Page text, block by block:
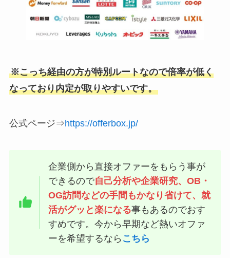
※こっち経由の方が特別ルートなので倍率が低く
なっており内定が取りやすいです。
公式ページ⇒https://offerbox.jp/
企業側から直接オファーをもらう事が
できるので自己分析や企業研究、OB・
OG訪問などの手間もかなり省けて、就
活がグッと楽になる事もあるのでおす
すめです。今から早期など熱いオファ
ーを希望するなら こちら